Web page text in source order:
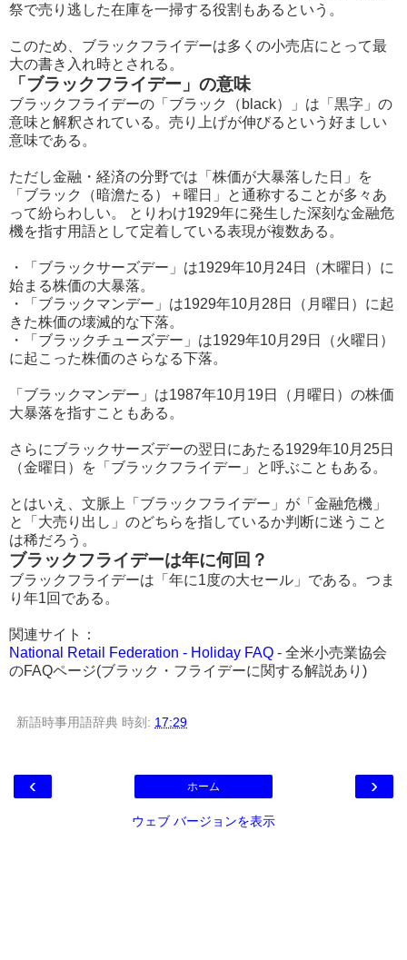
祭で売り逃した在庫を一掃する役割もあるという。
このため、ブラックフライデーは多くの小売店にとって最
大の書き入れ時とされる。
「ブラックフライデー」の意味
ブラックフライデーの「ブラック（black）」は「黒字」の
意味と解釈されている。売り上げが伸びるという好ましい
意味である。
ただし金融・経済の分野では「株価が大暴落した日」を
「ブラック（暗澹たる）＋曜日」と通称することが多々あ
って紛らわしい。 とりわけ1929年に発生した深刻な金融危
機を指す用語として定着している表現が複数ある。
・「ブラックサーズデー」は1929年10月24日（木曜日）に
始まる株価の大暴落。
・「ブラックマンデー」は1929年10月28日（月曜日）に起
きた株価の壊滅的な下落。
・「ブラックチューズデー」は1929年10月29日（火曜日）
に起こった株価のさらなる下落。
「ブラックマンデー」は1987年10月19日（月曜日）の株価
大暴落を指すこともある。
さらにブラックサーズデーの翌日にあたる1929年10月25日
（金曜日）を「ブラックフライデー」と呼ぶこともある。
とはいえ、文脈上「ブラックフライデー」が「金融危機」
と「大売り出し」のどちらを指しているか判断に迷うこと
は稀だろう。
ブラックフライデーは年に何回？
ブラックフライデーは「年に1度の大セール」である。つま
り年1回である。
関連サイト：
National Retail Federation - Holiday FAQ - 全米小売業協会
のFAQページ(ブラック・フライデーに関する解説あり)
新語時事用語辞典 時刻: 17:29
‹ ›
ホーム
ウェブ バージョンを表示